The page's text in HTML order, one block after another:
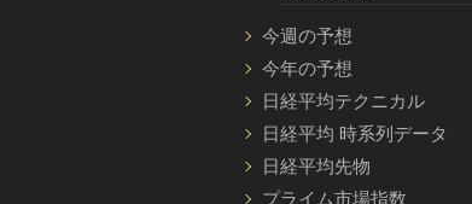
今週の予想
今年の予想
日経平均テクニカル
日経平均 時系列データ
日経平均先物
プライム市場指数